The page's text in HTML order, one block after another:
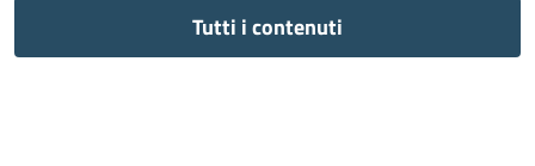
Tutti i contenuti